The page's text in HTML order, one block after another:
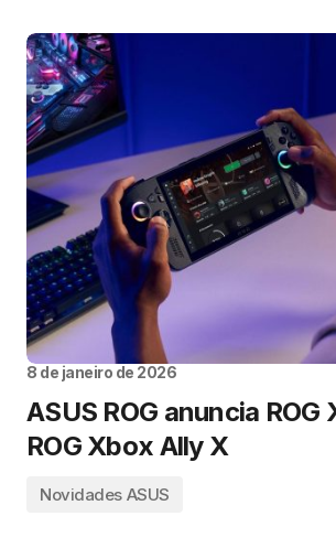
8 de janeiro de 2026
ASUS ROG anuncia ROG
ROG Xbox Ally X
Novidades ASUS